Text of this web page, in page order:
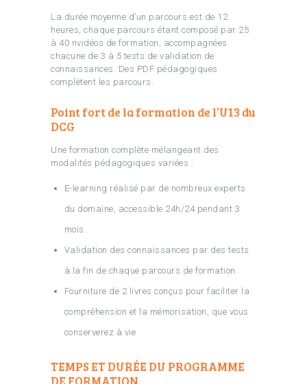
La durée moyenne d’un parcours est de 12
heures, chaque parcours étant composé par 25
à 40 nvidéos de formation, accompagnées
chacune de 3 à 5 tests de validation de
connaissances. Des PDF pédagogiques
complètent les parcours.
Point fort de la formation de l’U13 du
DCG
Une formation complète mélangeant des
modalités pédagogiques variées :
E-learning réalisé par de nombreux experts
du domaine, accessible 24h/24 pendant 3
mois.
Validation des connaissances par des tests
à la fin de chaque parcours de formation.
Fourniture de 2 livres conçus pour faciliter la
compréhension et la mémorisation, que vous
conserverez à vie
TEMPS ET DURÉE DU PROGRAMME